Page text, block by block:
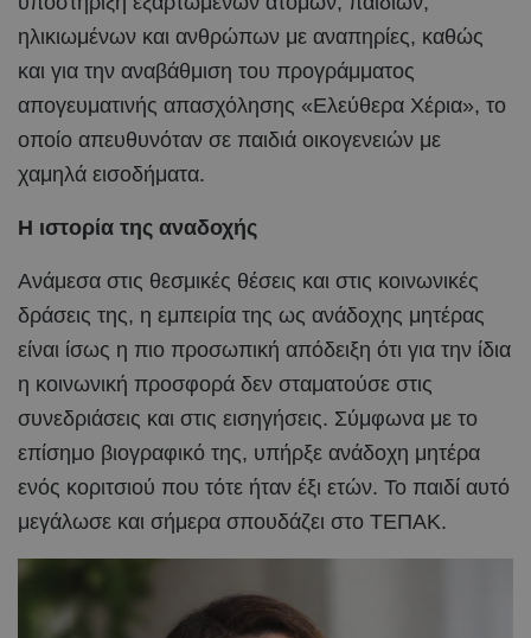
ηλικιωμένων και ανθρώπων με αναπηρίες, καθώς
και για την αναβάθμιση του προγράμματος
απογευματινής απασχόλησης «Ελεύθερα Χέρια», το
οποίο απευθυνόταν σε παιδιά οικογενειών με
χαμηλά εισοδήματα.
Η ιστορία της αναδοχής
Ανάμεσα στις θεσμικές θέσεις και στις κοινωνικές
δράσεις της, η εμπειρία της ως ανάδοχης μητέρας
είναι ίσως η πιο προσωπική απόδειξη ότι για την ίδια
η κοινωνική προσφορά δεν σταματούσε στις
συνεδριάσεις και στις εισηγήσεις. Σύμφωνα με το
επίσημο βιογραφικό της, υπήρξε ανάδοχη μητέρα
ενός κοριτσιού που τότε ήταν έξι ετών. Το παιδί αυτό
μεγάλωσε και σήμερα σπουδάζει στο ΤΕΠΑΚ.